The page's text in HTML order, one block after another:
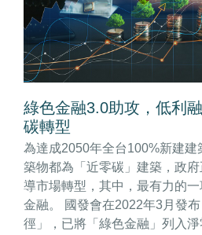
綠色金融3.0助攻，低利
碳轉型
為達成2050年全台100%新建建
築物都為「近零碳」建築，政
導市場轉型，其中，最有力的
金融。 國發會在2022年3月發
徑」，已將「綠色金融」列入